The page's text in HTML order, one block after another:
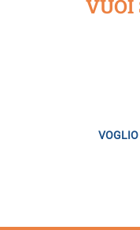
VUOI
VOGLIO